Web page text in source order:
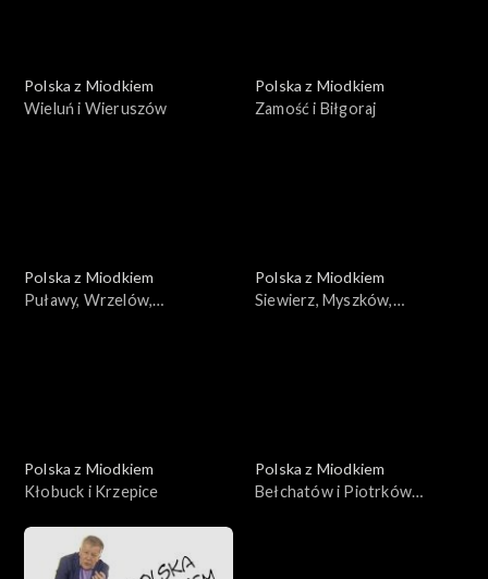
Polska z Miodkiem
Wieluń i Wieruszów
Polska z Miodkiem
Zamość i Biłgoraj
Polska z Miodkiem
Puławy, Wrzelów,
Polska z Miodkiem
Siewierz, Myszków,
Polska z Miodkiem
Kłobuck i Krzepice
Polska z Miodkiem
Bełchatów i Piotrków